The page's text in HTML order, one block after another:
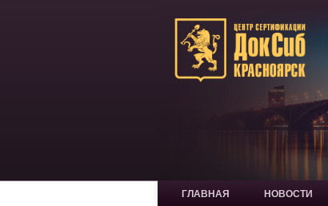
ГЛАВНАЯ НОВОСТИ